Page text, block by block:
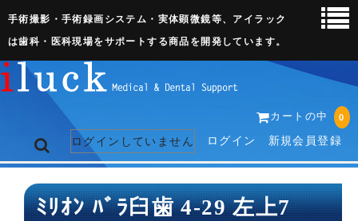
手術撮影・手術録画システム・実体顕微鏡等、アイラック
は歯科・医科現場をサポートする商品を開発しています。
カートの中 0
ログインしていません ログイン 新規会員登録
トップページ
ﾐﾘｵﾝ ﾊﾞﾗ臼歯 4-29 左上7